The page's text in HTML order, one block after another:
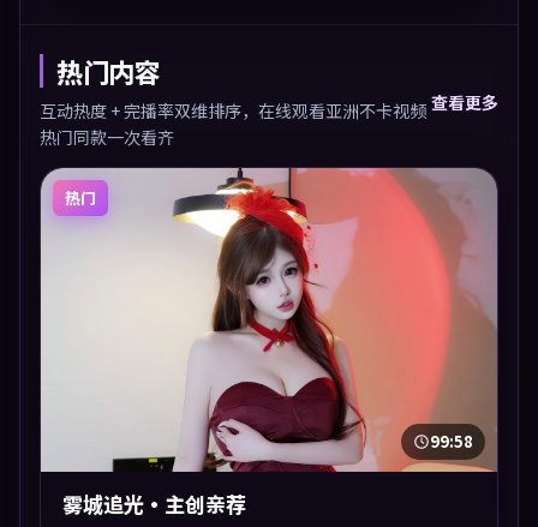
热门内容
互动热度 + 完播率双维排序，在线观看亚洲不卡视频
热门同款一次看齐
查看更多
热门
99:58
雾城追光·主创亲荐